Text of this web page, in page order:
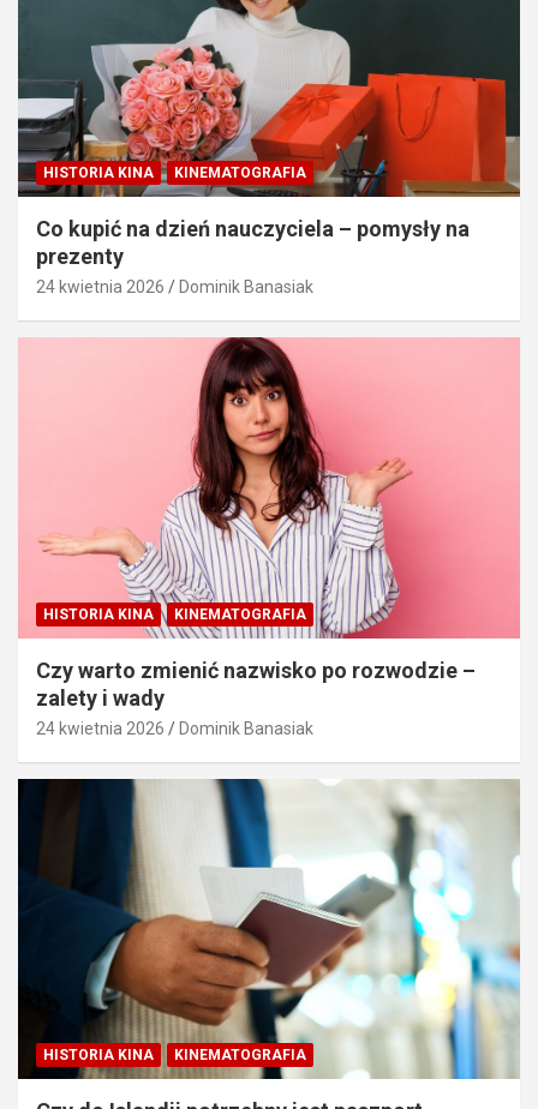
HISTORIA KINA KINEMATOGRAFIA
Co kupić na dzień nauczyciela – pomysły na
prezenty
24 kwietnia 2026 Dominik Banasiak
HISTORIA KINA KINEMATOGRAFIA
Czy warto zmienić nazwisko po rozwodzie –
zalety i wady
24 kwietnia 2026 Dominik Banasiak
HISTORIA KINA KINEMATOGRAFIA